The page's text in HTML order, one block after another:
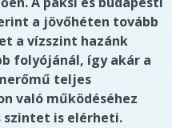
a jövőhéten tovább
a vízszint hazánk
folyójánál, így akár a
teljes
való működéséhez
szintet is elérheti.